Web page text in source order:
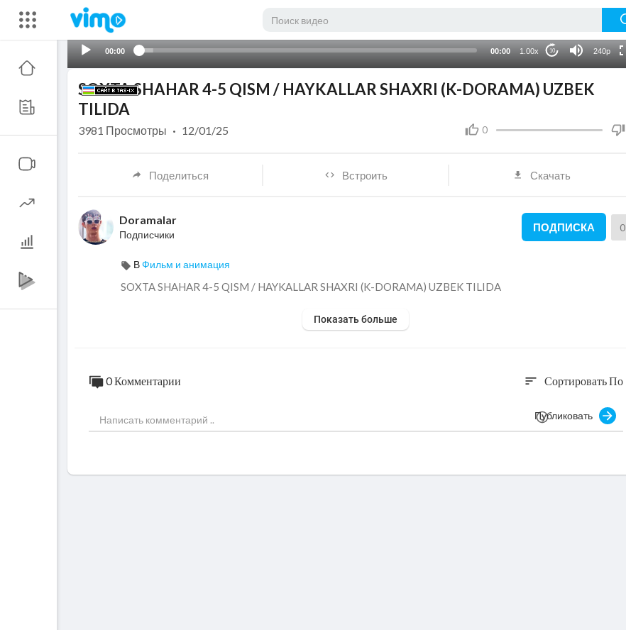
00:00 00:00 1.00x 10 240p
SOXTA SHAHAR 4-5 QISM / HAYKALLAR SHAXRI (K-DORAMA) UZBEK
TILIDA
0
3981 Просмотры · 12/01/25
Поделиться Встроить Скачать
Doramalar
Подписчики
ПОДПИСКА 0
ВФильм и анимация
⁣SOXTA SHAHAR 4-5 QISM / HAYKALLAR SHAXRI (K-DORAMA) UZBEK TILIDA
Показать больше
0 Комментарии sort Сортировать По
Публиковать